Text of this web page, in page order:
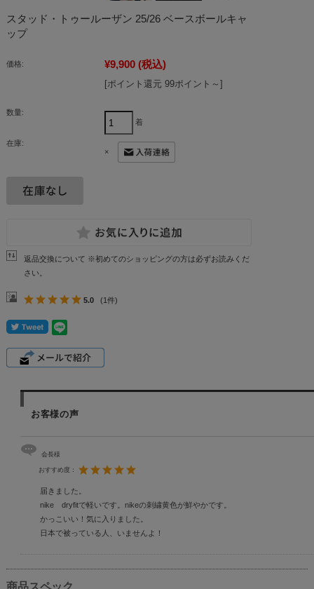
スタッド・トゥールーザン 25/26 ベースボールキャ
ップ
価格: ¥9,900 (税込)
[ポイント還元 99ポイント～]
数量:
着
在庫:
×
返品交換について ※初めてのショッピングの方は必ずお読みくだ
さい。
5.0 (1件)
お客様の声
会長様
おすすめ度：
届きました。
nike dryfitで軽いです。nikeの刺繍黄色が鮮やかです。
かっこいい！気に入りました。
日本で被っている人、いませんよ！
商品スペック